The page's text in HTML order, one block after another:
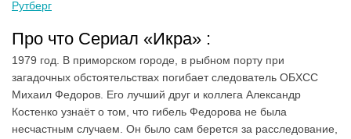
Рутберг
Про что Сериал «Икра» :
1979 год. В приморском городе, в рыбном порту при
загадочных обстоятельствах погибает следователь ОБХСС
Михаил Федоров. Его лучший друг и коллега Александр
Костенко узнаёт о том, что гибель Федорова не была
несчастным случаем. Он было сам берется за расследование,